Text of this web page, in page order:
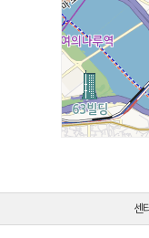
센